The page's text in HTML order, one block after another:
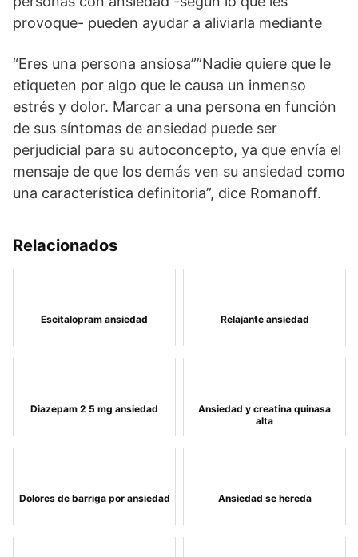
provoque- pueden ayudar a aliviarla mediante
“Eres una persona ansiosa””Nadie quiere que le
etiqueten por algo que le causa un inmenso
estrés y dolor. Marcar a una persona en función
de sus síntomas de ansiedad puede ser
perjudicial para su autoconcepto, ya que envía el
mensaje de que los demás ven su ansiedad como
una característica definitoria”, dice Romanoff.
Relacionados
Escitalopram ansiedad Relajante ansiedad
Diazepam 2 5 mg ansiedad
Ansiedad y creatina quinasa
alta
Dolores de barriga por ansiedad Ansiedad se hereda